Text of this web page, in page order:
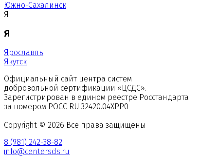
Южно-Сахалинск
Я
Я
Ярославль
Якутск
Официальный сайт центра систем
добровольной сертификации «ЦСДС».
Зарегистрирован в едином реестре Росстандарта
за номером РОСС RU.З2420.04ХРР0
Copyright © 2026 Все права защищены
8 (981) 242-38-82
info@centersds.ru